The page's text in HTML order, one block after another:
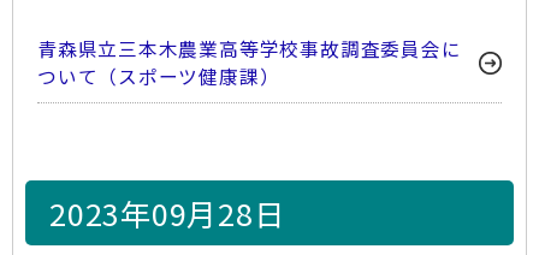
青森県立三本木農業高等学校事故調査委員会に
ついて（スポーツ健康課）
2023年09月28日